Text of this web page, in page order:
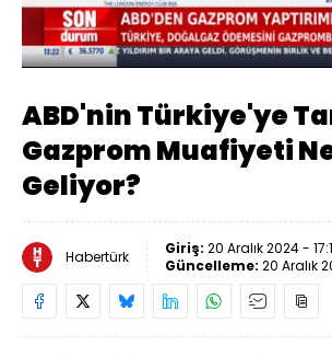
Sesi
Aç
Yüklendi:
9.52%
ABD'nin Türkiye'ye
Gazprom Muafiyeti
Geliyor?
Habertürk Giriş: 20 Aralık 2024 -
Güncelleme: 20 Aralık